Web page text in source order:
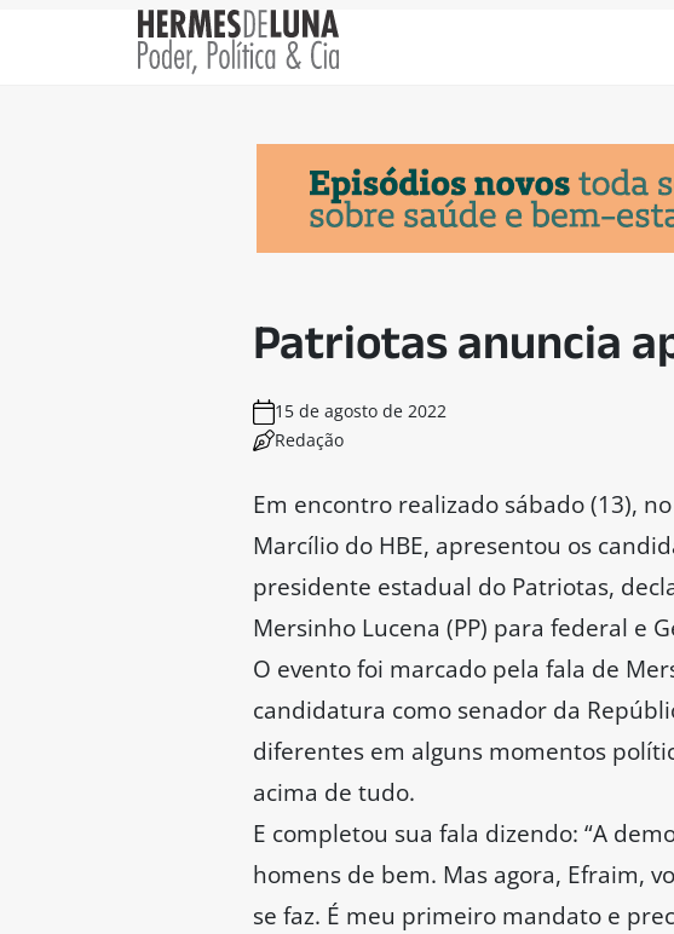
Patriotas anuncia
15 de agosto de 2022
Redação
Em encontro realizado sábado (13),
Marcílio do HBE, apresentou os
presidente estadual do Patriotas,
Mersinho Lucena (PP) para federal e
O evento foi marcado pela fala de
candidatura como senador da
diferentes em alguns momentos
acima de tudo.
E completou sua fala dizendo: “A
homens de bem. Mas agora, Efraim,
se faz. É meu primeiro mandato e